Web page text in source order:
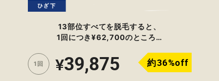
13部位すべてを脱毛すると、
1回につき¥62,700のところ…
1回 ¥39,875 約36%off